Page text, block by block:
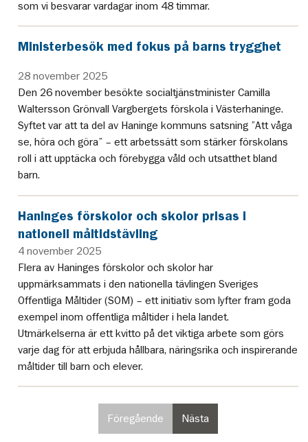
som vi besvarar vardagar inom 48 timmar.
Ministerbesök med fokus på barns trygghet
28 november 2025
Den 26 november besökte socialtjänstminister Camilla
Waltersson Grönvall Vargbergets förskola i Västerhaninge.
Syftet var att ta del av Haninge kommuns satsning ”Att våga
se, höra och göra” – ett arbetssätt som stärker förskolans
roll i att upptäcka och förebygga våld och utsatthet bland
barn.
Haninges förskolor och skolor prisas i
nationell måltidstävling
4 november 2025
Flera av Haninges förskolor och skolor har
uppmärksammats i den nationella tävlingen Sveriges
Offentliga Måltider (SOM) – ett initiativ som lyfter fram goda
exempel inom offentliga måltider i hela landet.
Utmärkelserna är ett kvitto på det viktiga arbete som görs
varje dag för att erbjuda hållbara, näringsrika och inspirerande
måltider till barn och elever.
Föregående
sida
i
Nästa
sida
i